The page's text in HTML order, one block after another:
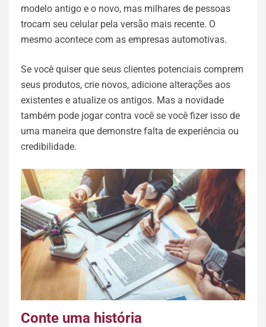
modelo antigo e o novo, mas milhares de pessoas
trocam seu celular pela versão mais recente. O
mesmo acontece com as empresas automotivas.
Se você quiser que seus clientes potenciais comprem
seus produtos, crie novos, adicione alterações aos
existentes e atualize os antigos. Mas a novidade
também pode jogar contra você se você fizer isso de
uma maneira que demonstre falta de experiência ou
credibilidade.
Conte uma história